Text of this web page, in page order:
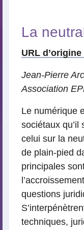
La
URL
Jean-Pierre
Association
Le numérique
sociétaux qu’il
celui sur la
de plain-pied
principales
questions
techniques,